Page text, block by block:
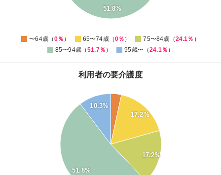
51.8%
〜64歳（0％ ） 65〜74歳（0％ ） 75〜84歳（24.1％ ）
85〜94歳（51.7％ ） 95歳〜（24.1％ ）
利用者の要介護度
17.2%
17.2%
51.8%
10.3%